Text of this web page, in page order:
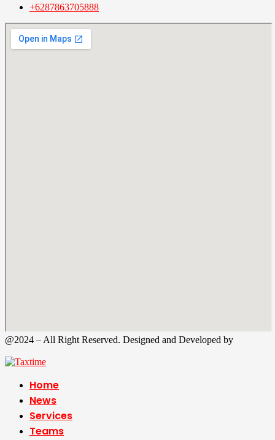
+6287863705888
@2024 – All Right Reserved. Designed and Developed by
Home
News
Services
Teams